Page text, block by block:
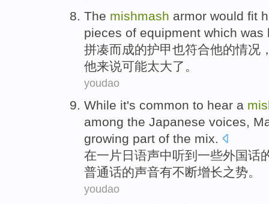
The mishmash armor would fit
pieces of equipment which was
拼凑而成的护甲也符合他的情况
他来说可能太大了。
youdao
While it's common to hear a
among the Japanese voices,
growing part of the mix.
在一 片 日语声中听到 一些外国话
普通话的声音有不断增长之势。
youdao